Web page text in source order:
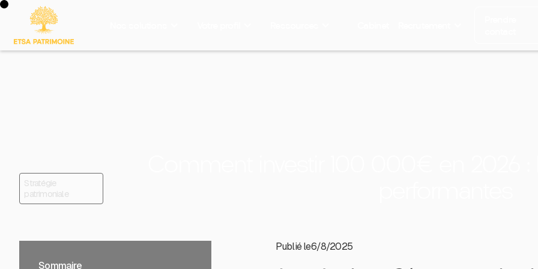
Investir sur un produit
Stratégie
patrimoniale
Sommaire
Publié le6/8/2025